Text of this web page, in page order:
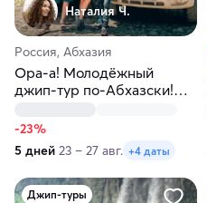
Наталия Ч.
Россия, Абхазия
Ора-а! Молодёжный
джип-тур по-Абхазски!
-23%
5 дней 23 – 27 авг. +4 даты
Джип-туры